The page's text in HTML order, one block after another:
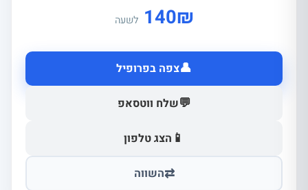
₪
140 לשעה
👤צפה בפרופיל
💬שלח ווטסאפ
📱 הצג טלפון
⇄השווה